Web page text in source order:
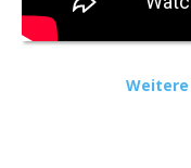
Weitere